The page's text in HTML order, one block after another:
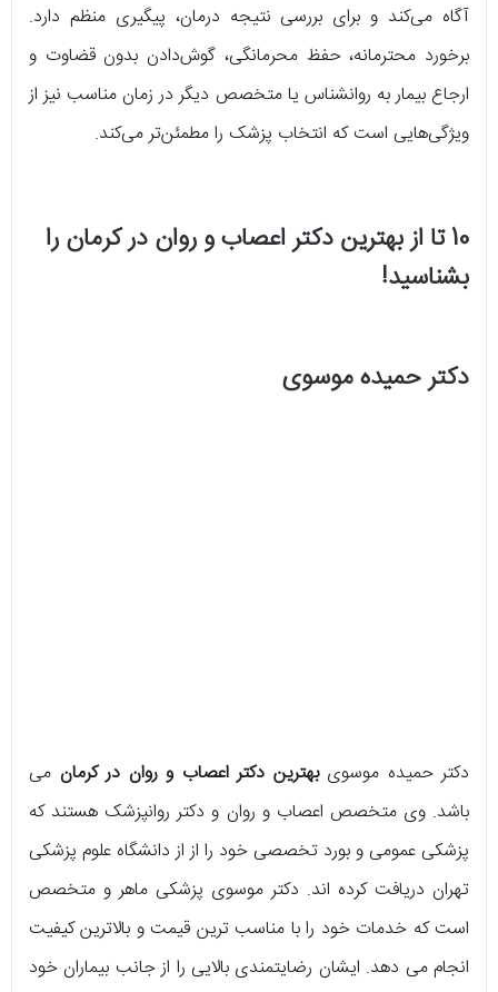
آگاه می‌کند و برای بررسی نتیجه درمان، پیگیری منظم دارد.
برخورد محترمانه، حفظ محرمانگی، گوش‌دادن بدون قضاوت و
ارجاع بیمار به روانشناس یا متخصص دیگر در زمان مناسب نیز از
ویژگی‌هایی است که انتخاب پزشک را مطمئن‌تر می‌کند.
10 تا از بهترین دکتر اعصاب و روان در کرمان را
بشناسید!
دکتر حمیده موسوی
دکتر حمیده موسویبهترین دکتر اعصاب و روان در کرمان می
باشد. وی متخصص اعصاب و روان و دکتر روانپزشک هستند که
پزشکی عمومی و بورد تخصصی خود را از از دانشگاه علوم پزشکی
تهران دریافت کرده اند. دکتر موسوی پزشکی ماهر و متخصص
است که خدمات خود را با مناسب ترین قیمت و بالاترین کیفیت
انجام می دهد. ایشان رضایتمندی بالایی را از جانب بیماران خود